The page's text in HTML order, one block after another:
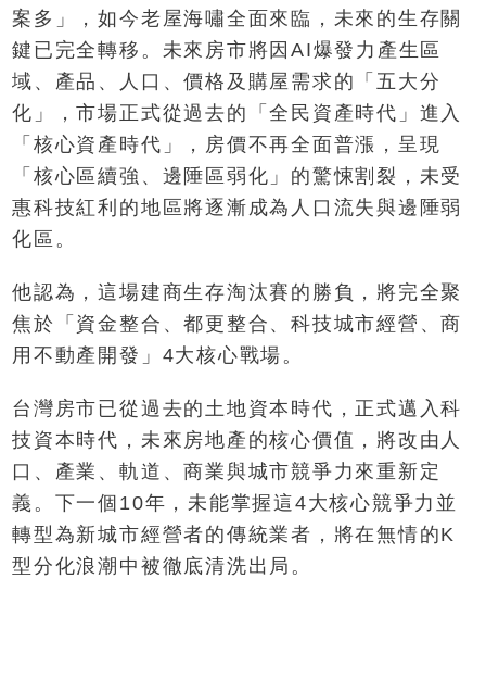
案多」，如今老屋海嘯全面來臨，未來的生存關
鍵已完全轉移。未來房市將因AI爆發力產生區
域、產品、人口、價格及購屋需求的「五大分
化」，市場正式從過去的「全民資產時代」進入
「核心資產時代」，房價不再全面普漲，呈現
「核心區續強、邊陲區弱化」的驚悚割裂，未受
惠科技紅利的地區將逐漸成為人口流失與邊陲弱
化區。
他認為，這場建商生存淘汰賽的勝負，將完全聚
焦於「資金整合、都更整合、科技城市經營、商
用不動產開發」4大核心戰場。
台灣房市已從過去的土地資本時代，正式邁入科
技資本時代，未來房地產的核心價值，將改由人
口、產業、軌道、商業與城市競爭力來重新定
義。下一個10年，未能掌握這4大核心競爭力並
轉型為新城市經營者的傳統業者，將在無情的K
型分化浪潮中被徹底清洗出局。